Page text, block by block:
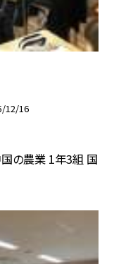
12/16
の農業 1年3組 国